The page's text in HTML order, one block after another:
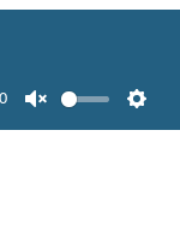
Unmute
der